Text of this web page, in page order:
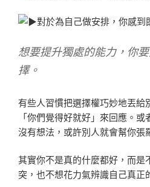
對於為自己做安排，你感到
想要提升獨處的能力，你
擇。
有些人習慣把選擇權巧妙地丟給
「你們覺得好就好」來回應。
沒有想法，或許別人就會幫你張
其實你不是真的什麼都好，而是
突，也不想花力氣辨識自己真正